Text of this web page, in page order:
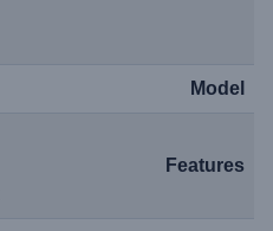
Model
Features